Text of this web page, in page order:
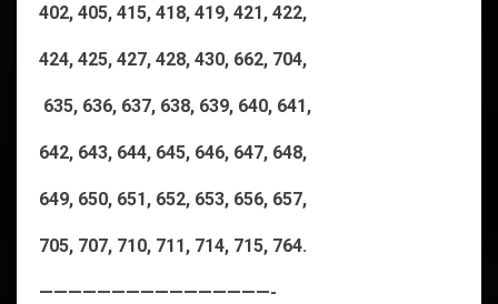
402, 405, 415, 418, 419, 421, 422,
424, 425, 427, 428, 430, 662, 704,
635, 636, 637, 638, 639, 640, 641,
642, 643, 644, 645, 646, 647, 648,
649, 650, 651, 652, 653, 656, 657,
705, 707, 710, 711, 714, 715, 764.
————————————————-